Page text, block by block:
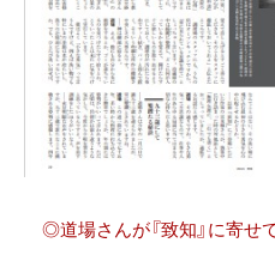
◎道場さんが『致知』に寄